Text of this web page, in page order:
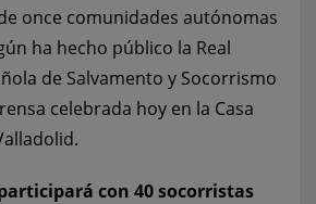
once comunidades autónomas
ha hecho público la Real
de Salvamento y Socorrismo
celebrada hoy en la Casa
con 40 socorristas